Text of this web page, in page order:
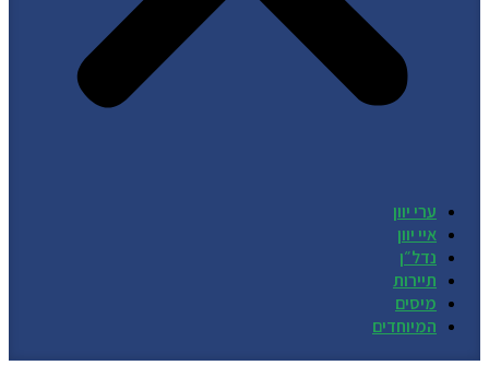
ערי יוון
איי יוון
נדל״ן
תיירות
מיסים
המיוחדים